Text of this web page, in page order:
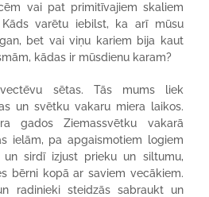
vai pat primitīvajiem skaliem
Kāds varētu iebilst, ka arī mūsu
bet vai viņu kariem bija kaut
kādas ir mūsdienu karam?
sētas. Tās mums liek
un svētku vakaru miera laikos.
gados Ziemassvētku vakarā
ielām, pa apgaismotiem logiem
sirdī izjust prieku un siltumu,
bērni kopā ar saviem vecākiem.
radinieki steidzās sabraukt un